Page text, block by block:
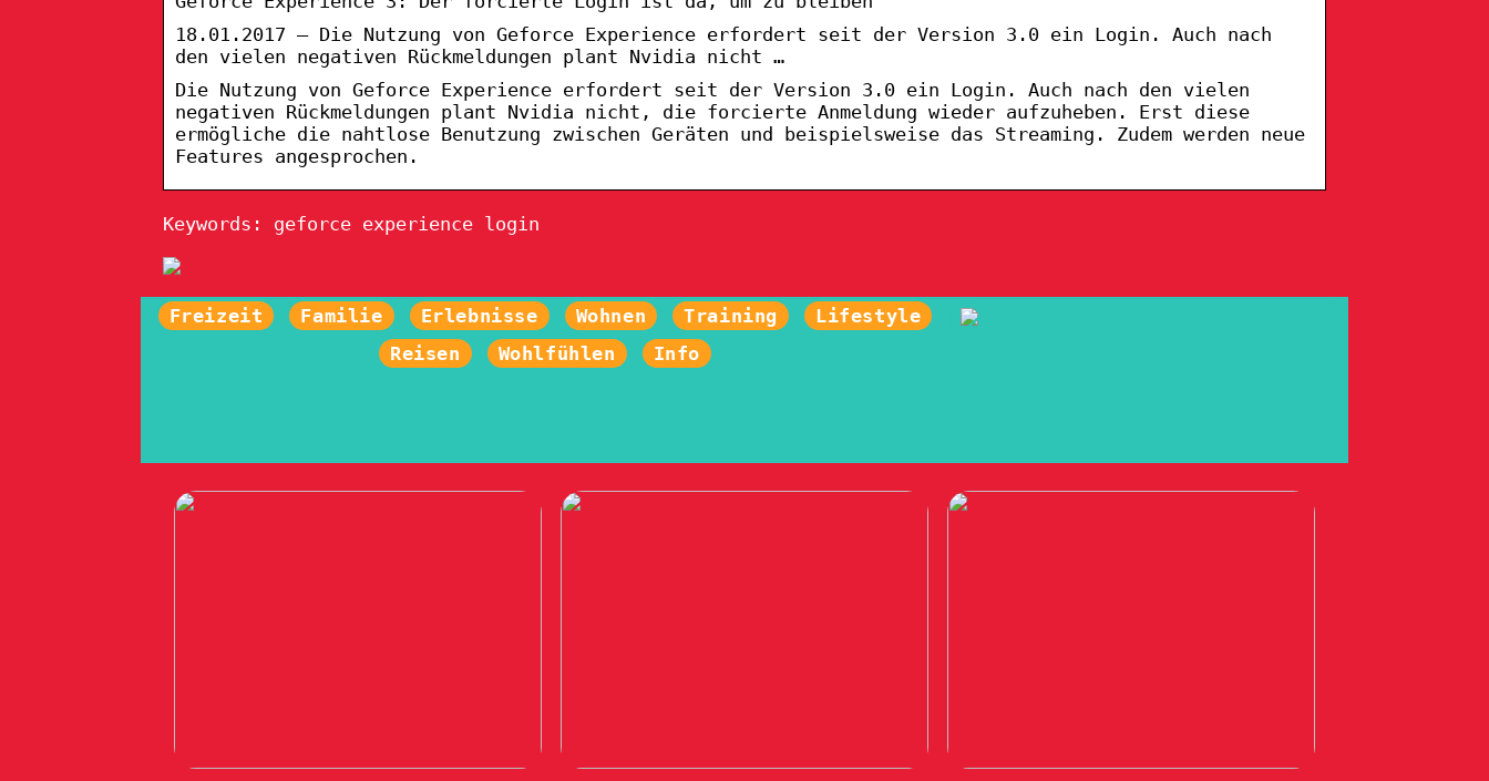
18.01.2017 — Die Nutzung von Geforce Experience erfordert seit der Version 3.0 ein Login. Auch nach
den vielen negativen Rückmeldungen plant Nvidia nicht …
Die Nutzung von Geforce Experience erfordert seit der Version 3.0 ein Login. Auch nach den vielen
negativen Rückmeldungen plant Nvidia nicht, die forcierte Anmeldung wieder aufzuheben. Erst diese
ermögliche die nahtlose Benutzung zwischen Geräten und beispielsweise das Streaming. Zudem werden neue
Features angesprochen.
Keywords: geforce experience login
Freizeit Familie Erlebnisse Wohnen Training
Lifestyle
Reisen
Wohlfühlen Info